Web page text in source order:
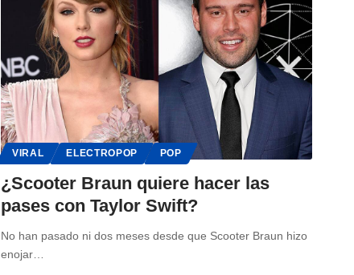
VIRAL ELECTROPOP POP
¿Scooter Braun quiere hacer las
pases con Taylor Swift?
No han pasado ni dos meses desde que Scooter Braun hizo
enojar…